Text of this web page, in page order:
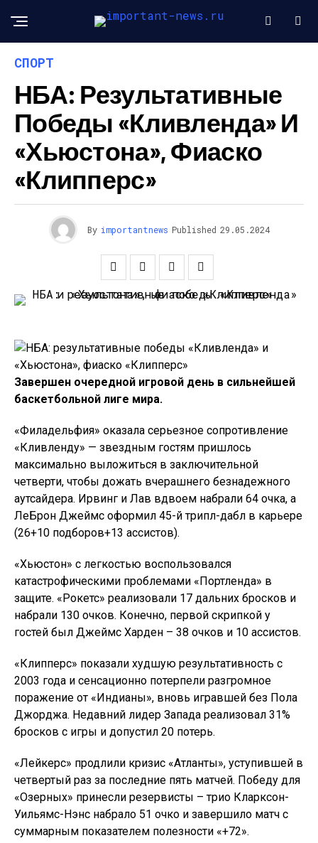
СПОРТ
НБА: Результативные
Победы «Кливленда» И
«Хьюстона», Фиаско
«Клипперс»
By importantnews Published 29.05.2024
Завершен очередной игровой день в сильнейшей
баскетбольной лиге мира.
«Филадельфия» оказала серьезное сопротивление
«Кливленду» — звездным гостям пришлось
максимально выложиться в заключительной
четверти, чтобы дожать вчерашнего безнадежного
аутсайдера. Ирвинг и Лав вдвоем набрали 64 очка, а
ЛеБрон Джеймс оформил 45-й трипл-дабл в карьере
(26+10 подборов+13 ассистов).
«Хьюстон» с легкостью воспользовался
катастрофическими проблемами «Портленда» в
защите. «Рокетс» реализовали 17 дальних бросков и
набрали 130 очков. Конечно, первой скрипкой у
гостей был Джеймс Харден – 38 очков и 10 ассистов.
«Клипперс» показали худшую результативность с
2003 года и сенсационно потерпели разгромное
поражение от «Индианы», вновь игравшей без Пола
Джорджа. Недавний лидер Запада реализовал 31%
бросков с игры и допустил 20 потерь.
«Лейкерс» продлили кризис «Атланты», уступившей в
четвертый раз за последние пять матчей. Победу для
«Озерных» принесли резервисты – трио Кларксон-
Уильямс-Нэнс набрало 51 очко и завершило матч с
суммарным показателем полезности «+72».